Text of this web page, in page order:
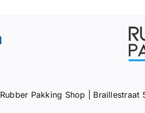
Rubber Pakking Shop | Braillestraat